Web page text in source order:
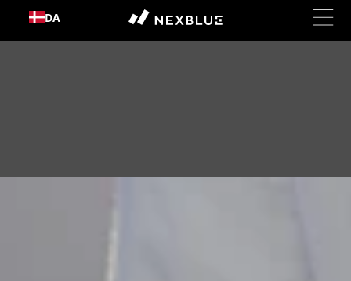
Gå til
indhold
DA